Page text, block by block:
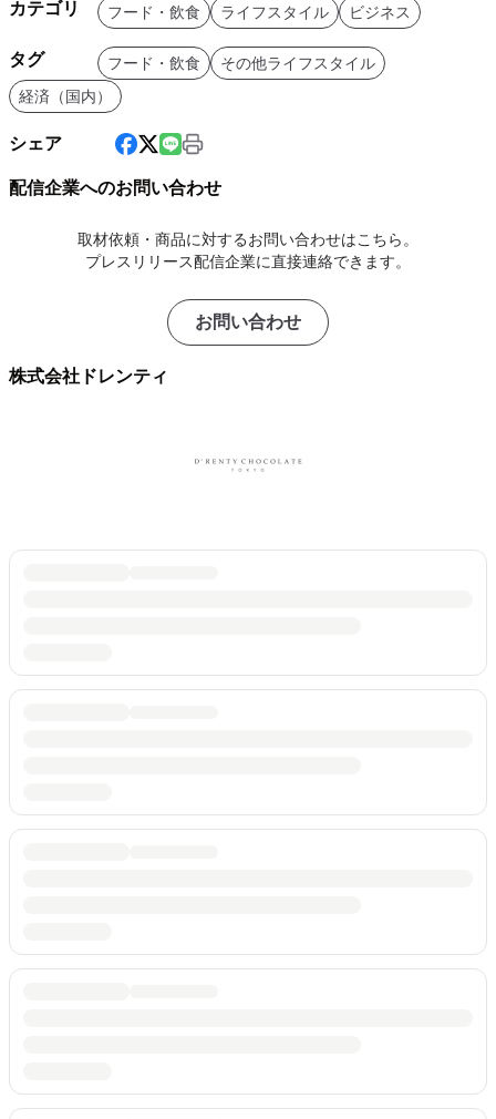
カテゴリ フード・飲食 ライフスタイル ビジネス
タグ フード・飲食
その他ライフスタイル
経済（国内）
シェア
配信企業へのお問い合わせ
取材依頼・商品に対するお問い合わせはこちら。
プレスリリース配信企業に直接連絡できます。
お問い合わせ
株式会社ドレンティ